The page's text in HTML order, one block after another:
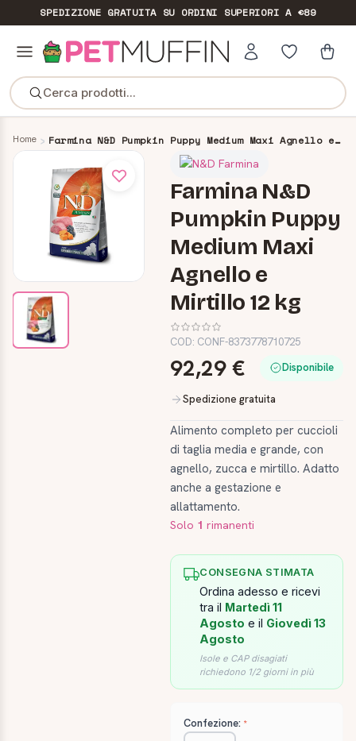
SPEDIZIONE GRATUITASU ORDINI SUPERIORI A €89
Cerca prodotti...
Home Farmina N&D Pumpkin Puppy Medium Maxi Agnello e Mirtillo 12 kg
Farmina N&D
Pumpkin Puppy
Medium Maxi
Agnello e
Mirtillo 12 kg
COD: CONF-8373778710725
92,29 € Disponibile
Spedizione gratuita
Alimento completo per cuccioli
di taglia media e grande, con
agnello, zucca e mirtillo. Adatto
anche a gestazione e
allattamento.
Solo 1 rimanenti
CONSEGNA STIMATA
Ordina adesso e ricevi
tra il Martedì 11
Agosto e il Giovedì 13
Agosto
Isole e CAP disagiati
richiedono 1/2 giorni in più
Confezione: